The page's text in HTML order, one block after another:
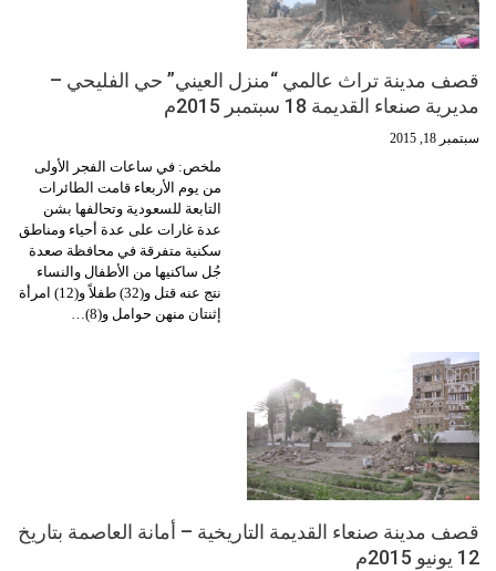
قصف مدينة تراث عالمي “منزل العيني” حي الفليحي –
مديرية صنعاء القديمة 18 سبتمبر 2015م
سبتمبر 18, 2015
ملخص: في ساعات الفجر الأولى
من يوم الأربعاء قامت الطائرات
التابعة للسعودية وتحالفها بشن
عدة غارات على عدة أحياء ومناطق
سكنية متفرقة في محافظة صعدة
جُل ساكنيها من الأطفال والنساء
نتج عنه قتل و(32) طفلاً و(12) امرأة
إثنتان منهن حوامل و(8)…
قصف مدينة صنعاء القديمة التاريخية – أمانة العاصمة بتاريخ
12 يونيو 2015م